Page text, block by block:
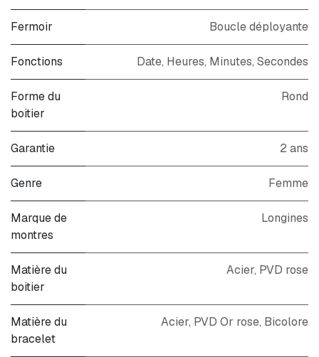
Fermoir Boucle déployante
Fonctions Date, Heures, Minutes, Secondes
Forme du
boitier
Rond
Garantie 2 ans
Genre Femme
Marque de
montres
Longines
Matière du
boitier
Acier, PVD rose
Matière du
bracelet
Acier, PVD Or rose, Bicolore